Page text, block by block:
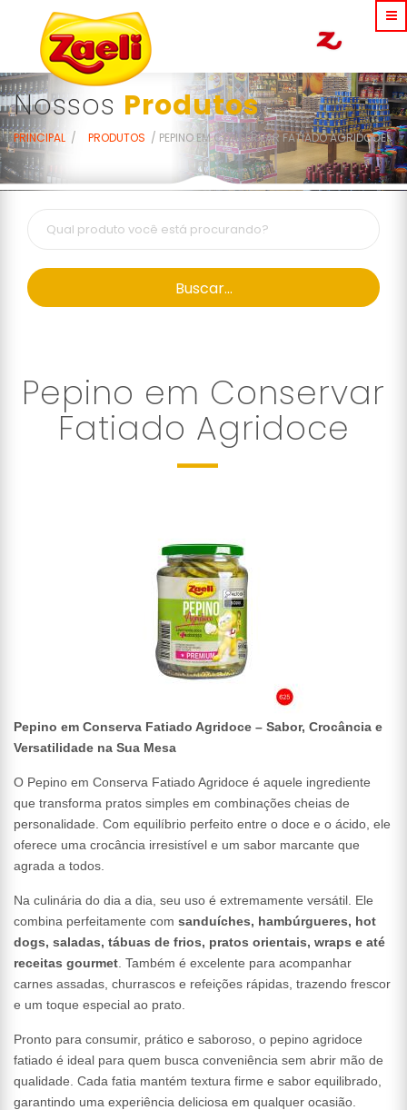
Nossos Produtos
PRINCIPAL PRODUTOS PEPINO EM CONSERVAR FATIADO AGRIDOCE
Buscar...
Pepino em Conservar
Fatiado Agridoce
Pepino em Conserva Fatiado Agridoce – Sabor, Crocância e
Versatilidade na Sua Mesa
O Pepino em Conserva Fatiado Agridoce é aquele ingrediente
que transforma pratos simples em combinações cheias de
personalidade. Com equilíbrio perfeito entre o doce e o ácido, ele
oferece uma crocância irresistível e um sabor marcante que
agrada a todos.
Na culinária do dia a dia, seu uso é extremamente versátil. Ele
combina perfeitamente com sanduíches, hambúrgueres, hot
dogs, saladas, tábuas de frios, pratos orientais, wraps e até
receitas gourmet . Também é excelente para acompanhar
carnes assadas, churrascos e refeições rápidas, trazendo frescor
e um toque especial ao prato.
Pronto para consumir, prático e saboroso, o pepino agridoce
fatiado é ideal para quem busca conveniência sem abrir mão de
qualidade. Cada fatia mantém textura firme e sabor equilibrado,
garantindo uma experiência deliciosa em qualquer ocasião.